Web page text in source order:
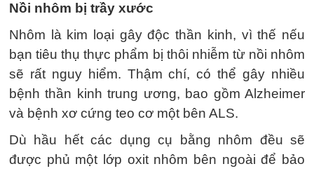
Nồi nhôm bị trầy xước
Nhôm là kim loại gây độc thần kinh, vì thế nếu
bạn tiêu thụ thực phẩm bị thôi nhiễm từ nồi nhôm
sẽ rất nguy hiểm. Thậm chí, có thể gây nhiều
bệnh thần kinh trung ương, bao gồm Alzheimer
và bệnh xơ cứng teo cơ một bên ALS.
Dù hầu hết các dụng cụ bằng nhôm đều sẽ
được phủ một lớp oxit nhôm bên ngoài để bảo